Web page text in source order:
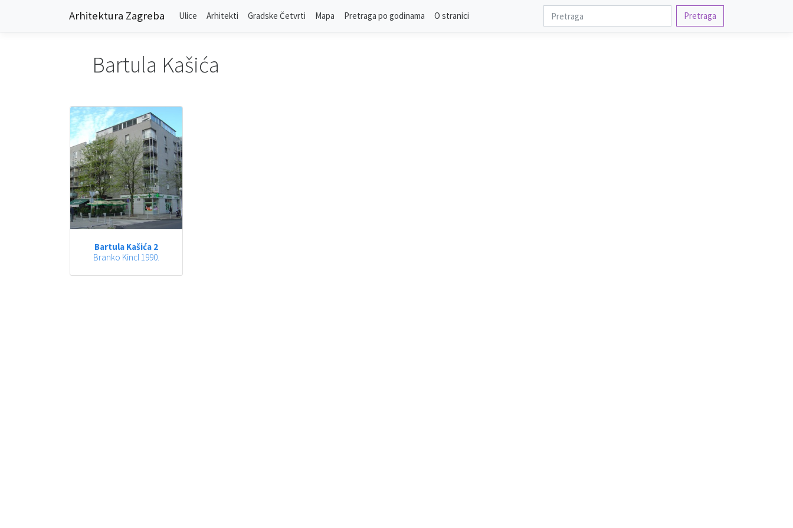
Arhitektura Zagreba Ulice Arhitekti Gradske Četvrti Mapa Pretraga po godinama O stranici Pretraga
Bartula Kašića
Bartula Kašića 2
Branko Kincl 1990.